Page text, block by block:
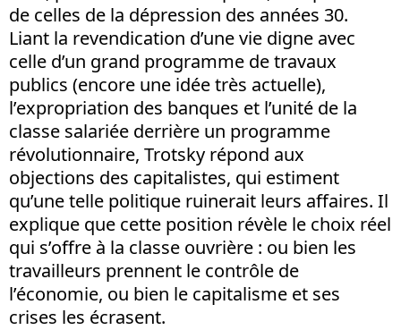
de celles de la dépression des années 30.
Liant la revendication d’une vie digne avec
celle d’un grand programme de travaux
publics (encore une idée très actuelle),
l’expropriation des banques et l’unité de la
classe salariée derrière un programme
révolutionnaire, Trotsky répond aux
objections des capitalistes, qui estiment
qu’une telle politique ruinerait leurs affaires. Il
explique que cette position révèle le choix réel
qui s’offre à la classe ouvrière : ou bien les
travailleurs prennent le contrôle de
l’économie, ou bien le capitalisme et ses
crises les écrasent.